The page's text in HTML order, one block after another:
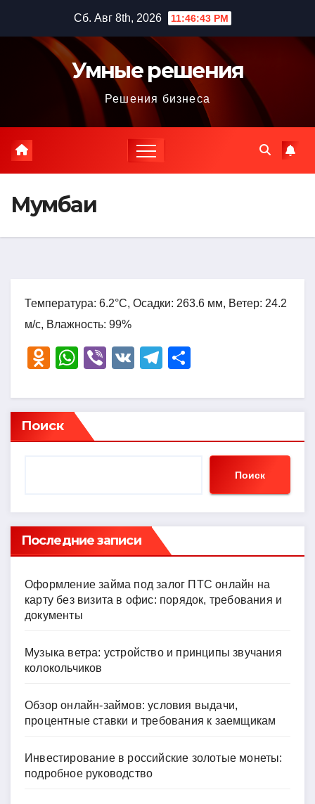
содержимому
Сб. Авг 8th, 2026 11:46:44 PM
Умные решения
Решения бизнеса
Мумбаи
Температура: 6.2°C, Осадки: 263.6 мм, Ветер: 24.2
м/с, Влажность: 99%
O
n
o
kl
ni
ki
W
at
s
A
Vi
er
V
T
e
a
р
в
ть
Поиск
Поиск
Последние записи
Оформление займа под залог ПТС онлайн на
карту без визита в офис: порядок, требования и
документы
Музыка ветра: устройство и принципы звучания
колокольчиков
Обзор онлайн-займов: условия выдачи,
процентные ставки и требования к заемщикам
Инвестирование в российские золотые монеты:
подробное руководство